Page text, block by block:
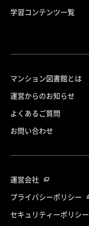
学習コンテンツ一覧
マンション図書館とは
運営からのお知らせ
よくあるご質問
お問い合わせ
運営会社
プライバシーポリシー
セキュリティーポリシー